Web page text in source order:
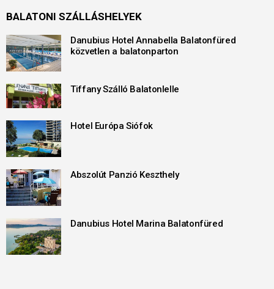
BALATONI SZÁLLÁSHELYEK
Danubius Hotel Annabella Balatonfüred
közvetlen a balatonparton
Tiffany Szálló Balatonlelle
Hotel Európa Siófok
Abszolút Panzió Keszthely
Danubius Hotel Marina Balatonfüred